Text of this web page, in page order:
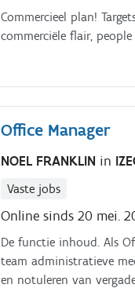
Commercieel plan!
commerciële flair,
Office Manager
NOEL FRANKLIN in
Vaste jobs
Online sinds 20 mei.
De functie inhoud. Als
team administratieve
en notuleren van